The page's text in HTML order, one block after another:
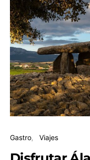
Gastro Viajes